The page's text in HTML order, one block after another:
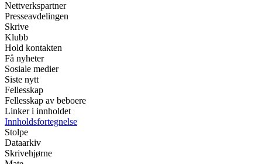
Nettverkspartner
Presseavdelingen
Skrive
Klubb
Hold kontakten
Få nyheter
Sosiale medier
Siste nytt
Fellesskap
Fellesskap av beboere
Linker i innholdet
Innholdsfortegnelse
Stolpe
Dataarkiv
Skrivehjørne